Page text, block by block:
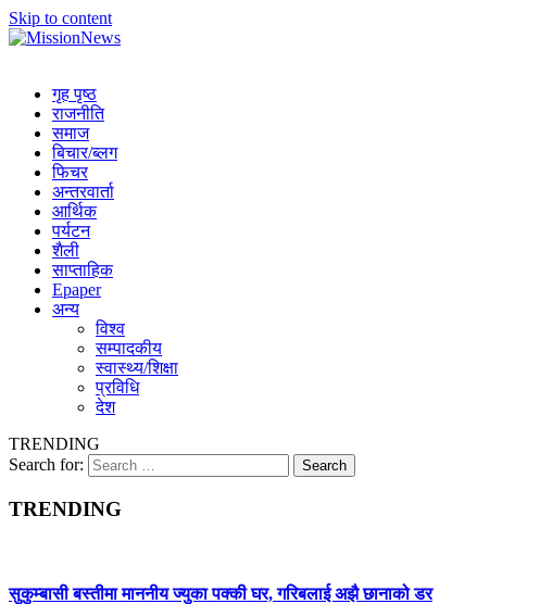
Skip to content
गृह पृष्ठ
राजनीति
समाज
बिचार/ब्लग
फिचर
अन्तरवार्ता
आर्थिक
पर्यटन
शैली
साप्ताहिक
Epaper
अन्य
विश्व
सम्पादकीय
स्वास्थ्य/शिक्षा
प्रविधि
देश
TRENDING
Search for:
TRENDING
सुकुम्बासी बस्तीमा माननीय ज्युका पक्की घर, गरिबलाई अझै छानाको डर